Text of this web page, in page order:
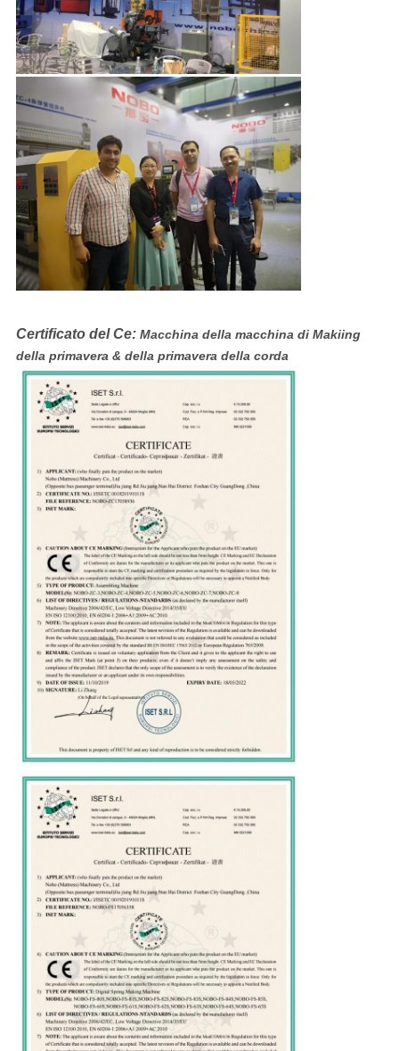
Certificato del Ce: Macchina della macchina di Makiing
della primavera & della primavera della corda